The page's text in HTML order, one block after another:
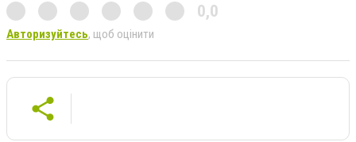
0,0
Авторизуйтесь, щоб оцінити